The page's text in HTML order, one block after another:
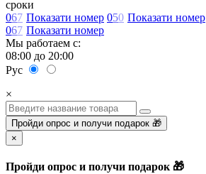
сроки
067 Показати номер 050 Показати номер
067 Показати номер
Мы работаем с:
08:00 до 20:00
Рус
×
Пройди опрос и получи подарок 🎁
×
Пройди опрос и получи подарок 🎁